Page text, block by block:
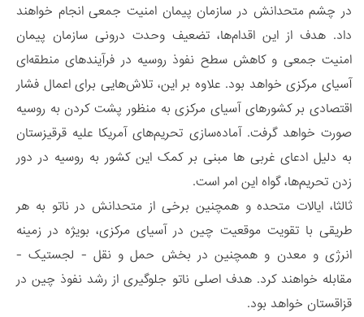
در چشم متحدانش در سازمان پیمان امنیت جمعی انجام خواهند
داد. هدف از این اقدام‌ها، تضعیف وحدت درونی سازمان پیمان
امنیت جمعی و کاهش سطح نفوذ روسیه در فرآیندهای منطقه‌ای
آسیای مرکزی خواهد بود. علاوه بر این، تلاش‌هایی برای اعمال فشار
اقتصادی بر کشورهای آسیای مرکزی به منظور پشت کردن به روسیه
صورت خواهد گرفت. آماده‌سازی تحریم‌های آمریکا علیه قرقیزستان
به دلیل ادعای غربی ها مبنی بر کمک این کشور به روسیه در دور
زدن تحریم‌ها، گواه این امر است.
ثالثا، ایالات متحده و همچنین برخی از متحدانش در ناتو به هر
طریقی با تقویت موقعیت چین در آسیای مرکزی، بویژه در زمینه
انرژی و معدن و همچنین در بخش حمل و نقل - لجستیک -
مقابله خواهند کرد. هدف اصلی ناتو جلوگیری از رشد نفوذ چین در
قزاقستان خواهد بود.